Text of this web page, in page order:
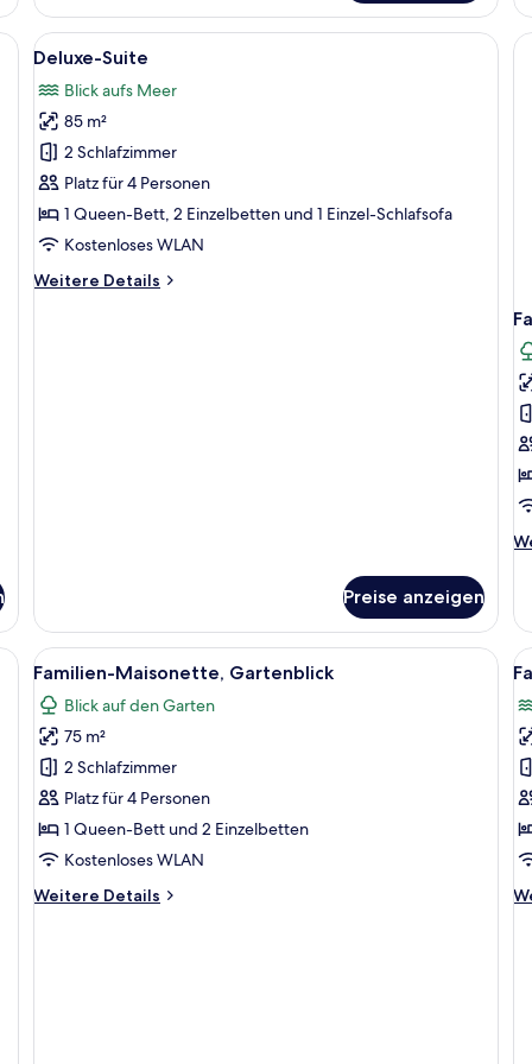
Meerblick
einer Sitzecke inklusive Sofa und Sesseln, einem kleinen Tisch mit Lampe
Alle
Fotos
für
Deluxe-
Suite
anzeigen
Minibar (mit einigen kostenlosen
4
Deluxe-Suite
Blick aufs Meer
85 m²
2 Schlafzimmer
Platz für 4 Personen
1 Queen-Bett, 2 Einzelbetten und 1 Einzel-Schlafsofa
Kostenloses WLAN
Weitere Details
Weitere
Preise anzeigen
Alle
Fotos
für
Familien-
Maisonette,
Gartenblick
anzeigen
Ein Hotelzimmer mit einem großen
3
Familien-Maisonette, Gartenblick
Blick auf den Garten
75 m²
2 Schlafzimmer
Platz für 4 Personen
1 Queen-Bett und 2 Einzelbetten
Kostenloses WLAN
Weitere Details
Weitere